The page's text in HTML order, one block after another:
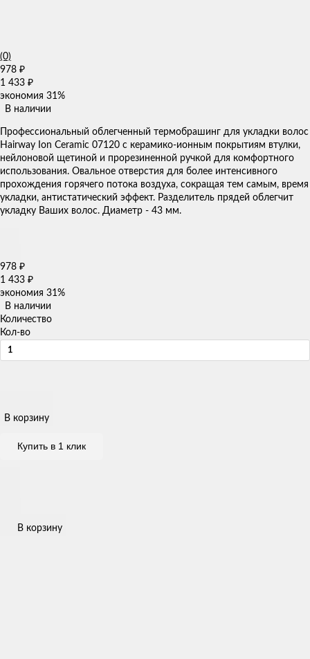
(0)
978 ₽
1 433 ₽
экономия 31%
В наличии
​Профессиональный облегченный термобрашинг для укладки волос
Hairway Ion Ceramic 07120 с керамико-ионным покрытиям втулки,
нейлоновой щетиной и прорезиненной ручкой для комфортного
использования. Овальное отверстия для более интенсивного
прохождения горячего потока воздуха, сокращая тем самым, время
укладки, антистатический эффект. Разделитель прядей облегчит
укладку Ваших волос. Диаметр - 43 мм.
978 ₽
1 433 ₽
экономия 31%
В наличии
Количество
Кол-во
В корзину
Купить в 1 клик
В корзину